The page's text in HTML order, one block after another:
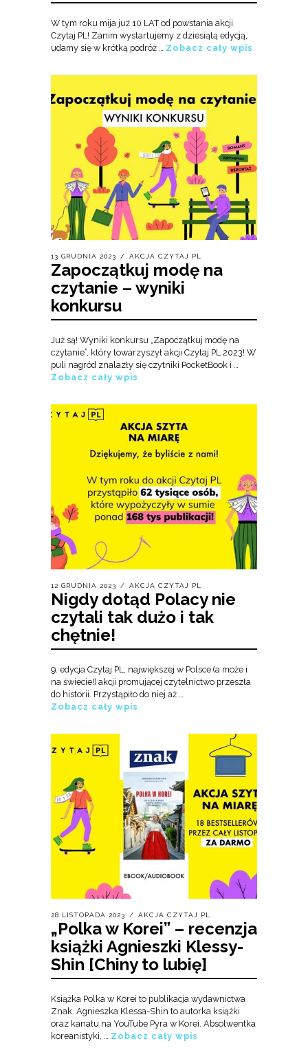
W tym roku mija już 10 LAT od powstania akcji
Czytaj PL! Zanim wystartujemy z dziesiątą edycją,
udamy się w krótką podróż … Zobacz cały wpis
13 GRUDNIA 2023 AKCJA CZYTAJ PL
Zapoczątkuj modę na
czytanie – wyniki
konkursu
Już są! Wyniki konkursu „Zapoczątkuj modę na
czytanie”, który towarzyszył akcji Czytaj PL 2023! W
puli nagród znalazły się czytniki PocketBook i …
Zobacz cały wpis
12 GRUDNIA 2023 AKCJA CZYTAJ PL
Nigdy dotąd Polacy nie
czytali tak dużo i tak
chętnie!
9. edycja Czytaj PL, największej w Polsce (a może i
na świecie!) akcji promującej czytelnictwo przeszła
do historii. Przystąpiło do niej aż …
Zobacz cały wpis
28 LISTOPADA 2023 AKCJA CZYTAJ PL
„Polka w Korei” – recenzja
książki Agnieszki Klessy-
Shin [Chiny to lubię]
Książka Polka w Korei to publikacja wydawnictwa
Znak. Agnieszka Klessa-Shin to autorka książki
oraz kanału na YouTube Pyra w Korei. Absolwentka
koreanistyki, … Zobacz cały wpis